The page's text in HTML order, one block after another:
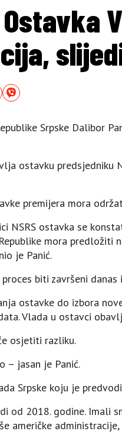
Srpske Dalibor
ostavku predsjedniku
premijera mora
NSRS ostavka se
mora predložiti
je Panić.
biti završeni
ostavke do izbora
Vlada u ostavci
osjetiti razliku.
– jasan je Panić.
Srpske koju je
od 2018. godine. Imali
američke